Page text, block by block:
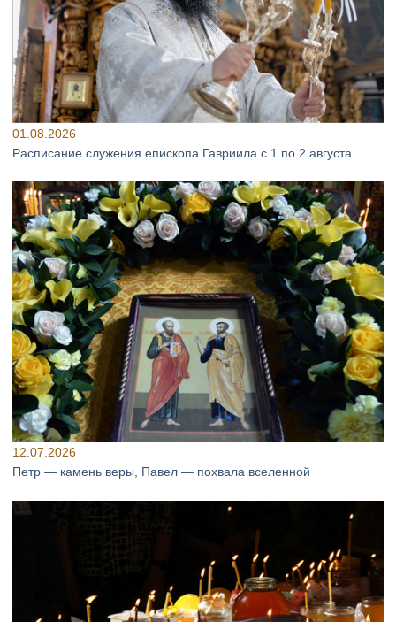
01.08.2026
Расписание служения епископа Гавриила с 1 по 2 августа
12.07.2026
Петр — камень веры, Павел — похвала вселенной